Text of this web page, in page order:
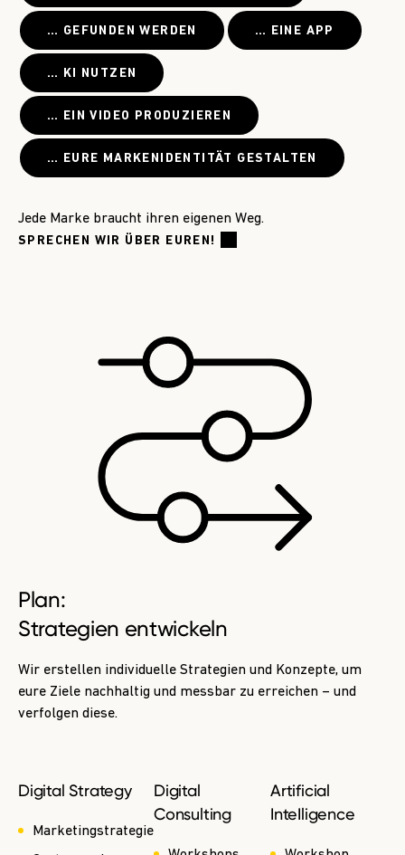
… GEFUNDEN WERDEN … EINE APP
… KI NUTZEN
… EIN VIDEO PRODUZIEREN
… EURE MARKENIDENTITÄT GESTALTEN
Jede Marke braucht ihren eigenen Weg.
SPRECHEN WIR ÜBER EUREN!
Plan:
Strategien entwickeln
Wir erstellen individuelle Strategien und Konzepte, um
eure Ziele nachhaltig und messbar zu erreichen – und
verfolgen diese.
Digital Strategy
Marketingstrategie
Digital
Consulting
Artificial
InteIligence